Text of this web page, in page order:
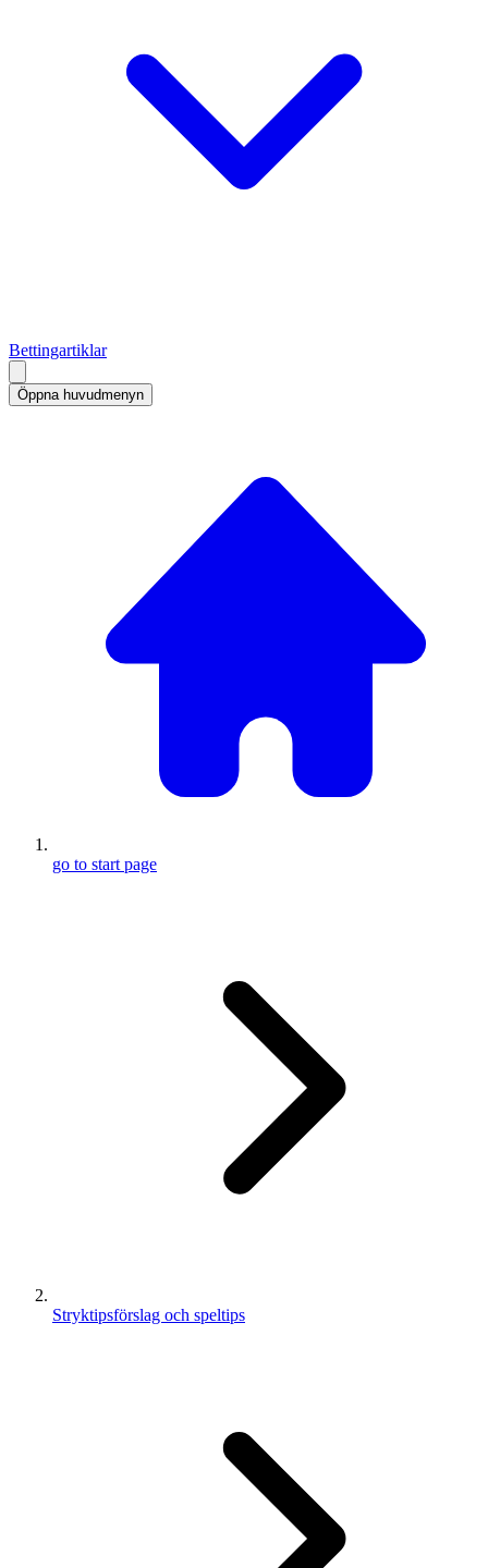
Bettingartiklar
Öppna huvudmenyn
go to start page
Stryktipsförslag och speltips